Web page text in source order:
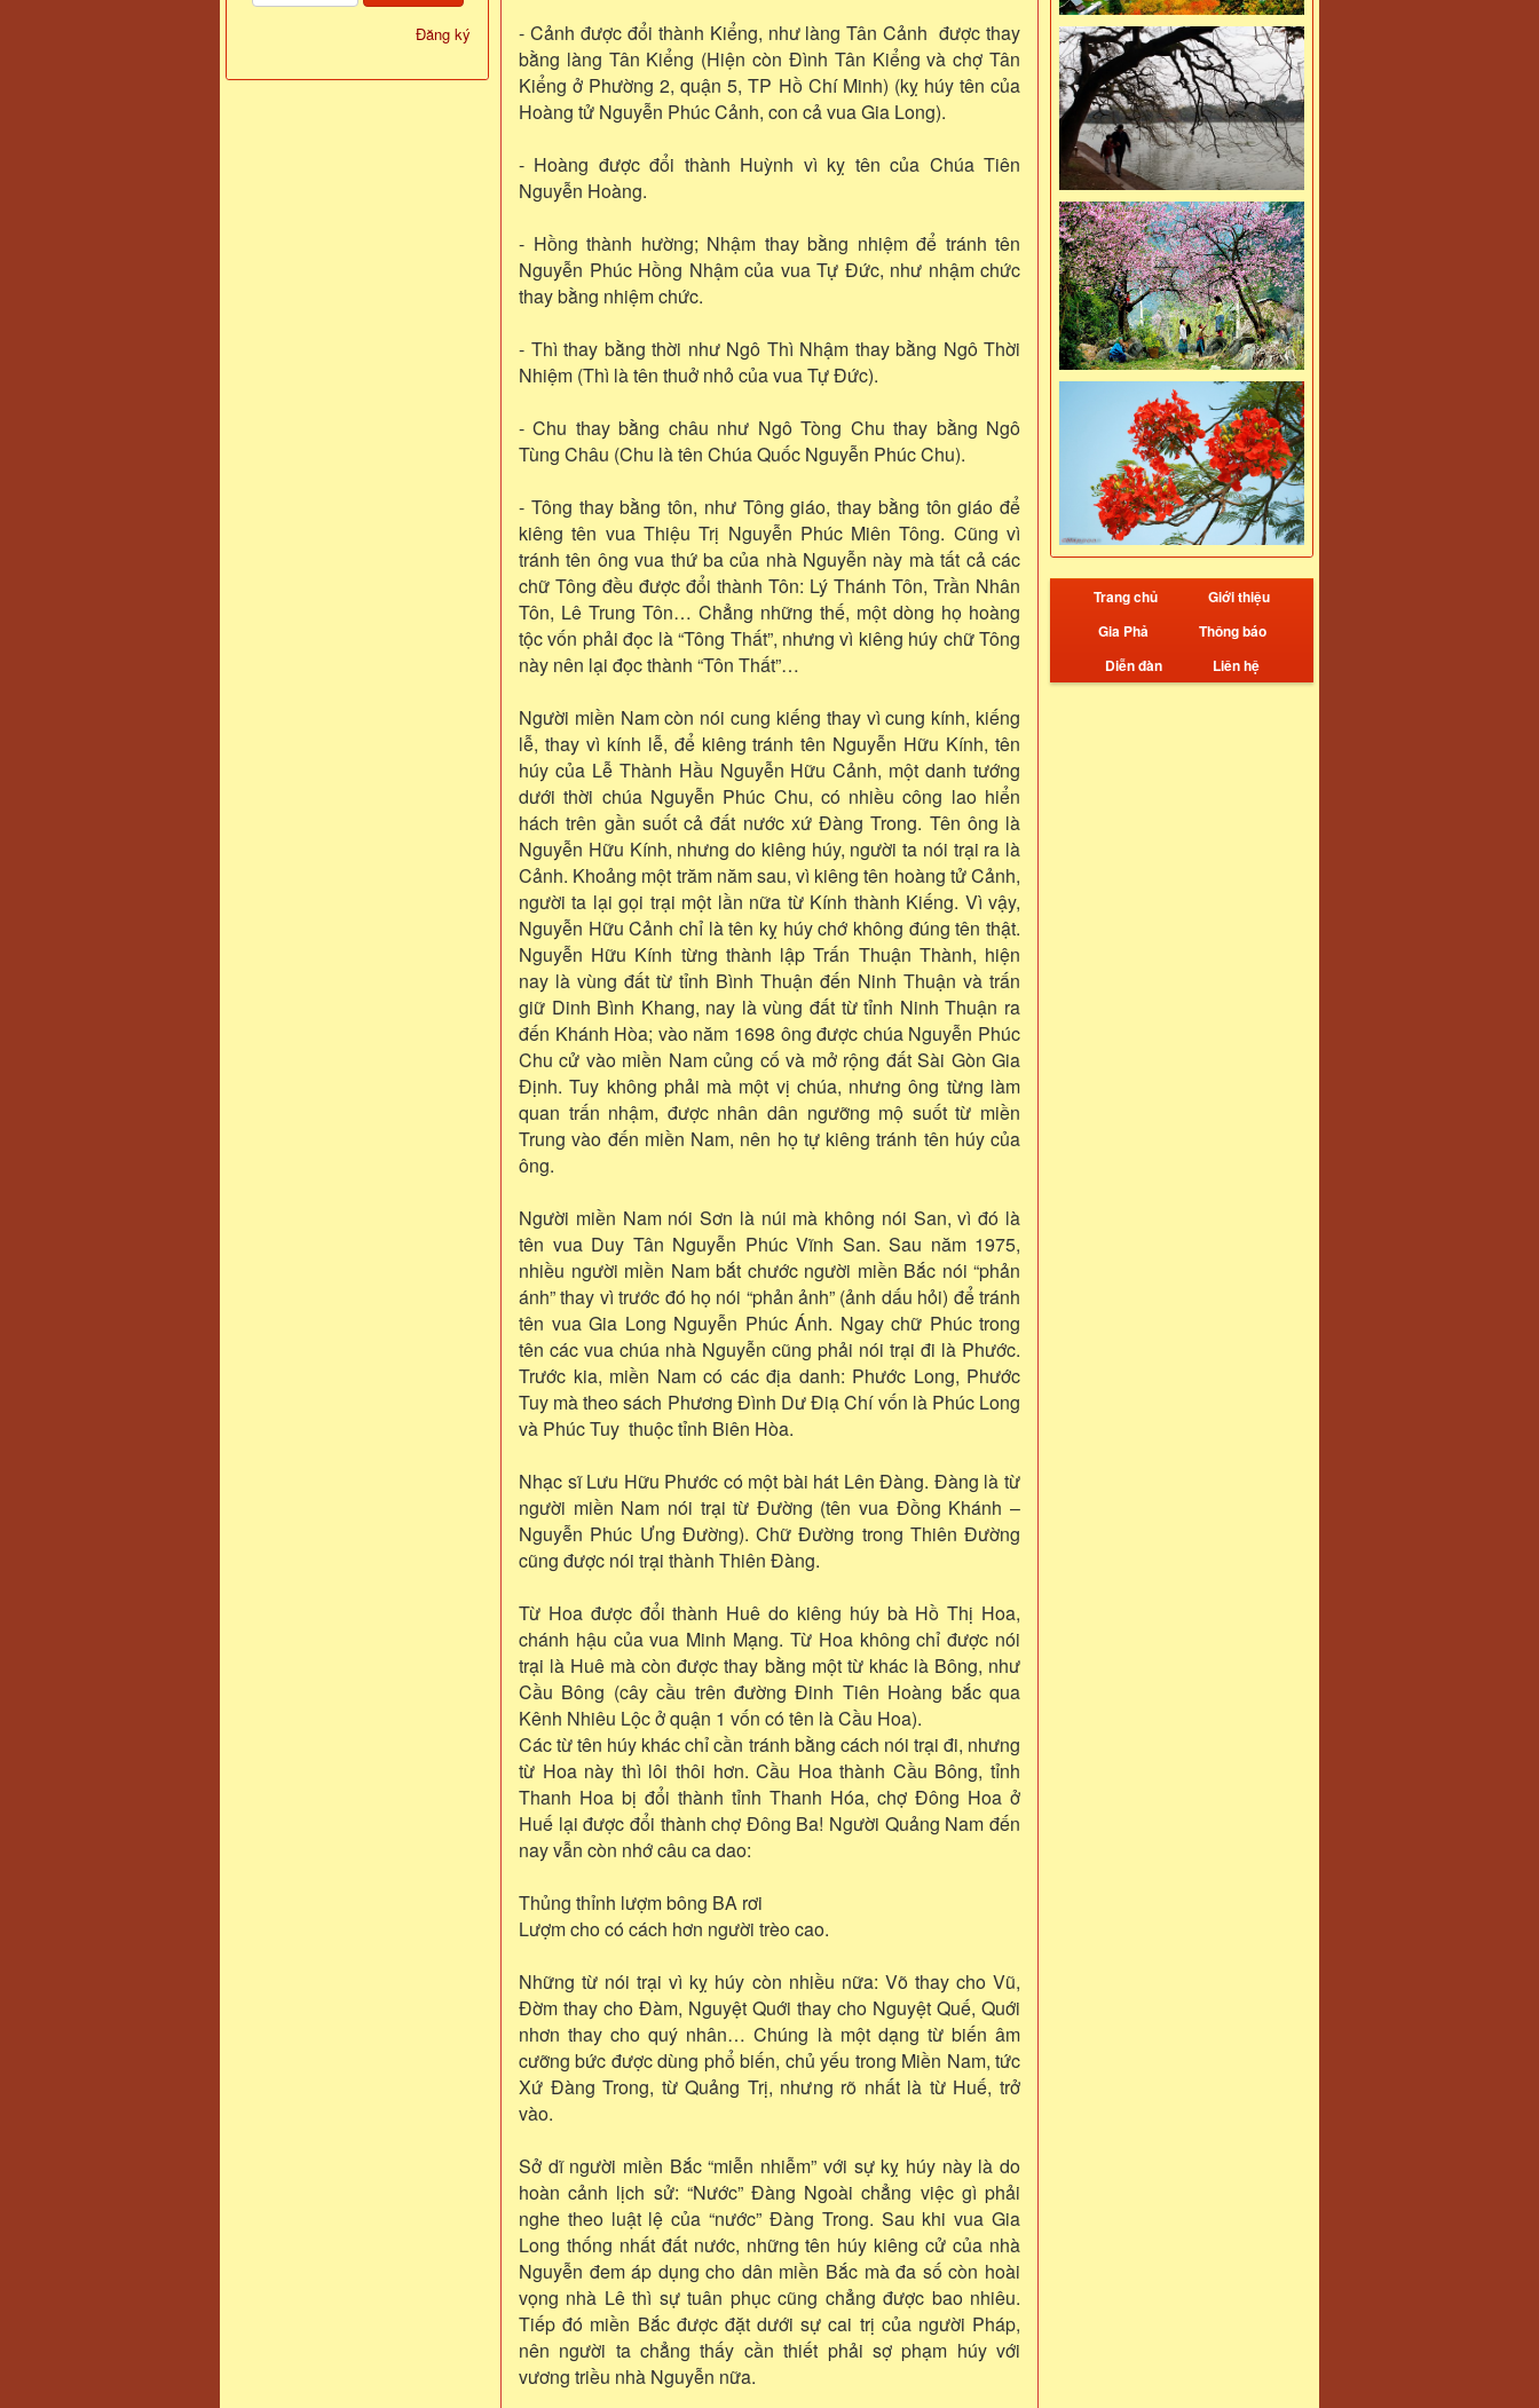
- Cảnh được đổi thành Kiểng, như làng Tân Cảnh được thay
bằng làng Tân Kiểng (Hiện còn Đình Tân Kiểng và chợ Tân
Kiểng ở Phường 2, quận 5, TP Hồ Chí Minh) (kỵ húy tên của
Hoàng tử Nguyễn Phúc Cảnh, con cả vua Gia Long).
- Hoàng được đổi thành Huỳnh vì kỵ tên của Chúa Tiên
Nguyễn Hoàng.
- Hồng thành hường; Nhậm thay bằng nhiệm để tránh tên
Nguyễn Phúc Hồng Nhậm của vua Tự Đức, như nhậm chức
thay bằng nhiệm chức.
- Thì thay bằng thời như Ngô Thì Nhậm thay bằng Ngô Thời
Nhiệm (Thì là tên thuở nhỏ của vua Tự Đức).
- Chu thay bằng châu như Ngô Tòng Chu thay bằng Ngô
Tùng Châu (Chu là tên Chúa Quốc Nguyễn Phúc Chu).
- Tông thay bằng tôn, như Tông giáo, thay bằng tôn giáo để
kiêng tên vua Thiệu Trị Nguyễn Phúc Miên Tông. Cũng vì
tránh tên ông vua thứ ba của nhà Nguyễn này mà tất cả các
chữ Tông đều được đổi thành Tôn: Lý Thánh Tôn, Trần Nhân
Tôn, Lê Trung Tôn… Chẳng những thế, một dòng họ hoàng
tộc vốn phải đọc là “Tông Thất”, nhưng vì kiêng húy chữ Tông
này nên lại đọc thành “Tôn Thất”…
Người miền Nam còn nói cung kiếng thay vì cung kính, kiếng
lễ, thay vì kính lễ, để kiêng tránh tên Nguyễn Hữu Kính, tên
húy của Lễ Thành Hầu Nguyễn Hữu Cảnh, một danh tướng
dưới thời chúa Nguyễn Phúc Chu, có nhiều công lao hiển
hách trên gần suốt cả đất nước xứ Đàng Trong. Tên ông là
Nguyễn Hữu Kính, nhưng do kiêng húy, người ta nói trại ra là
Cảnh. Khoảng một trăm năm sau, vì kiêng tên hoàng tử Cảnh,
người ta lại gọi trại một lần nữa từ Kính thành Kiếng. Vì vậy,
Nguyễn Hữu Cảnh chỉ là tên kỵ húy chớ không đúng tên thật.
Nguyễn Hữu Kính từng thành lập Trấn Thuận Thành, hiện
nay là vùng đất từ tỉnh Bình Thuận đến Ninh Thuận và trấn
giữ Dinh Bình Khang, nay là vùng đất từ tỉnh Ninh Thuận ra
đến Khánh Hòa; vào năm 1698 ông được chúa Nguyễn Phúc
Chu cử vào miền Nam củng cố và mở rộng đất Sài Gòn Gia
Định. Tuy không phải mà một vị chúa, nhưng ông từng làm
quan trấn nhậm, được nhân dân ngưỡng mộ suốt từ miền
Trung vào đến miền Nam, nên họ tự kiêng tránh tên húy của
ông.
Người miền Nam nói Sơn là núi mà không nói San, vì đó là
tên vua Duy Tân Nguyễn Phúc Vĩnh San. Sau năm 1975,
nhiều người miền Nam bắt chước người miền Bắc nói “phản
ánh” thay vì trước đó họ nói “phản ảnh” (ảnh dấu hỏi) để tránh
tên vua Gia Long Nguyễn Phúc Ánh. Ngay chữ Phúc trong
tên các vua chúa nhà Nguyễn cũng phải nói trại đi là Phước.
Trước kia, miền Nam có các địa danh: Phước Long, Phước
Tuy mà theo sách Phương Đình Dư Điạ Chí vốn là Phúc Long
và Phúc Tuy thuộc tỉnh Biên Hòa.
Nhạc sĩ Lưu Hữu Phước có một bài hát Lên Đàng. Đàng là từ
người miền Nam nói trại từ Đường (tên vua Đồng Khánh –
Nguyễn Phúc Ưng Đường). Chữ Đường trong Thiên Đường
cũng được nói trại thành Thiên Đàng.
Từ Hoa được đổi thành Huê do kiêng húy bà Hồ Thị Hoa,
chánh hậu của vua Minh Mạng. Từ Hoa không chỉ được nói
trại là Huê mà còn được thay bằng một từ khác là Bông, như
Cầu Bông (cây cầu trên đường Đinh Tiên Hoàng bắc qua
Kênh Nhiêu Lộc ở quận 1 vốn có tên là Cầu Hoa).
Các từ tên húy khác chỉ cần tránh bằng cách nói trại đi, nhưng
từ Hoa này thì lôi thôi hơn. Cầu Hoa thành Cầu Bông, tỉnh
Thanh Hoa bị đổi thành tỉnh Thanh Hóa, chợ Đông Hoa ở
Huế lại được đổi thành chợ Đông Ba! Người Quảng Nam đến
nay vẫn còn nhớ câu ca dao:
Thủng thỉnh lượm bông BA rơi
Lượm cho có cách hơn người trèo cao.
Những từ nói trại vì kỵ húy còn nhiều nữa: Võ thay cho Vũ,
Đờm thay cho Đàm, Nguyệt Quới thay cho Nguyệt Quế, Quới
nhơn thay cho quý nhân… Chúng là một dạng từ biến âm
cưỡng bức được dùng phổ biến, chủ yếu trong Miền Nam, tức
Xứ Đàng Trong, từ Quảng Trị, nhưng rõ nhất là từ Huế, trở
vào.
Sở dĩ người miền Bắc “miễn nhiễm” với sự kỵ húy này là do
hoàn cảnh lịch sử: “Nước” Đàng Ngoài chẳng việc gì phải
nghe theo luật lệ của “nước” Đàng Trong. Sau khi vua Gia
Long thống nhất đất nước, những tên húy kiêng cử của nhà
Nguyễn đem áp dụng cho dân miền Bắc mà đa số còn hoài
vọng nhà Lê thì sự tuân phục cũng chẳng được bao nhiêu.
Tiếp đó miền Bắc được đặt dưới sự cai trị của người Pháp,
nên người ta chẳng thấy cần thiết phải sợ phạm húy với
vương triều nhà Nguyễn nữa.
Trang chủ
Giới thiệu
Gia Phả
Thông báo
Diễn đàn
Liên hệ
Đăng ký